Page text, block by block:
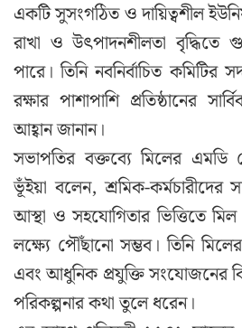
একটি সুসংগঠিত ও দায়িত্বশীল
রাখা ও উৎপাদনশীলতা বৃদ্ধিতে
পারে। তিনি নবনির্বাচিত কমিটির
রক্ষার পাশাপাশি প্রতিষ্ঠানের
আহ্বান জানান।
সভাপতির বক্তব্যে মিলের এমডি
ভূঁইয়া বলেন, শ্রমিক-কর্মচারীদের
আস্থা ও সহযোগিতার ভিত্তিতে
লক্ষ্যে পৌঁছানো সম্ভব। তিনি
এবং আধুনিক প্রযুক্তি সংযোজনের
পরিকল্পনার কথা তুলে ধরেন।